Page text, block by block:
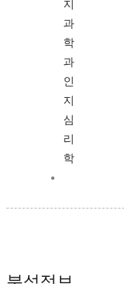
지
과
학
과
인
지
심
리
학